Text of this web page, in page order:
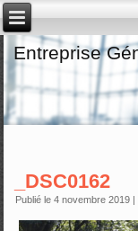
Entreprise
_DSC0162
Publié le 4 novembre 2019 |